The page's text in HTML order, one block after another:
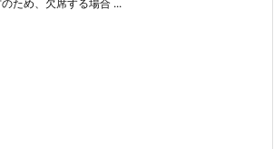
ため、欠席する場合 ...